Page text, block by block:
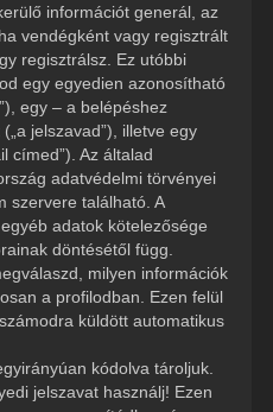
információt generál, az
vendégként vagy regisztrált
regisztrálsz. Ez utóbbi
egy egyedien azonosítható
egy – a belépéshez
jelszavad”), illetve egy
címed”). Az általad
adatvédelmi törvényei
szervere található. A
adatok kötelezősége
döntésétől függ.
milyen információk
a profilodban. Ezen felül
küldött automatikus
kódolva tároljuk.
jelszavat használj! Ezen